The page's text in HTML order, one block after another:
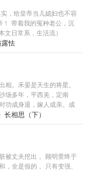
，给皇帝当儿媳妇也不容
带着我的冤种老公，沉
文日常系，生活流）
怯
相。禾晏是天生的将星。
场多年，平西羌，定南
功成身退，嫁人成亲。成
患奇疾，双目失明，貌
：你那毒瞎双眼的汤药，
。只有死人才不会泄露
天大的威胁！一代名
风吃醋的无知妇人手中，
操练场上校尉的女儿，柔
相思（下）
被丈夫挖出， 顾明萱终于
，全是假的， 只有变强、